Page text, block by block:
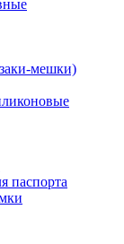
мешки)
паспорта